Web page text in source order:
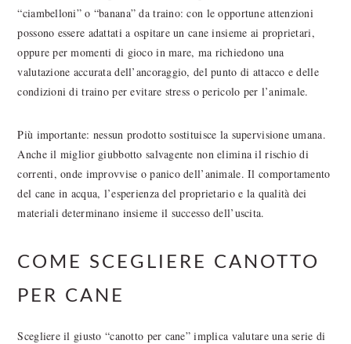
“ciambelloni” o “banana” da traino: con le opportune attenzioni
possono essere adattati a ospitare un cane insieme ai proprietari,
oppure per momenti di gioco in mare, ma richiedono una
valutazione accurata dell’ancoraggio, del punto di attacco e delle
condizioni di traino per evitare stress o pericolo per l’animale.
Più importante: nessun prodotto sostituisce la supervisione umana.
Anche il miglior giubbotto salvagente non elimina il rischio di
correnti, onde improvvise o panico dell’animale. Il comportamento
del cane in acqua, l’esperienza del proprietario e la qualità dei
materiali determinano insieme il successo dell’uscita.
COME SCEGLIERE CANOTTO
PER CANE
Scegliere il giusto “canotto per cane” implica valutare una serie di